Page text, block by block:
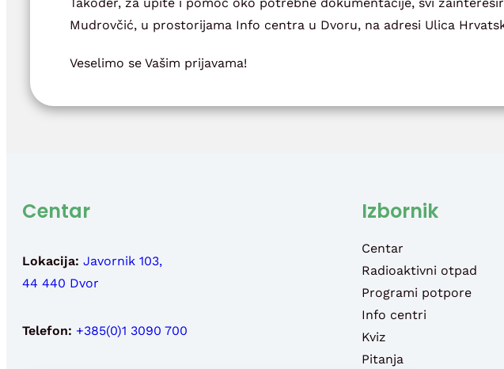
Mudrovčić, u prostorijama Info centra u Dvoru, na adresi Ulica
Veselimo se Vašim prijavama!
Centar
Lokacija: Javornik 103,
44 440 Dvor
Telefon: +385(0)1 3090 700
Izbornik
Centar
Radioaktivni otpad
Programi potpore
Info centri
Kviz
Pitanja